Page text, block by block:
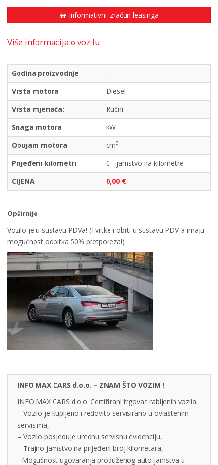
Informativni izračun leasinga
Više informacija o vozilu
Godina proizvodnje
.
Vrsta motora
Diesel
Vrsta mjenača:
Ručni
Snaga motora
kW
Obujam motora
cm3
Prijeđeni kilometri
0 - jamstvo na kilometre
CIJENA
0,00 €
Opširnije
Vozilo je u sustavu PDVa! (Tvrtke i obrti u sustavu PDV-a imaju
mogućnost odbitka 50% pretporeza!)
INFO MAX CARS d.o.o. – ZNAM ŠTO VOZIM !
INFO MAX CARS d.o.o. Certificirani trgovac rabljenih vozila
– Vozilo je kupljeno i redovito servisirano u ovlaštenim
servisima,
– Vozilo posjeduje urednu servisnu evidenciju,
– Trajno jamstvo na prijeđeni broj kilometara,
- Mogućnost ugovaranja produženog auto jamstva u